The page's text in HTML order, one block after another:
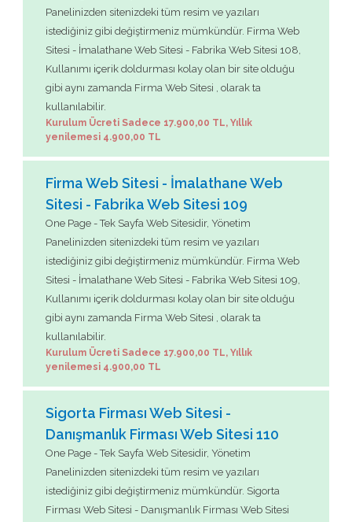
Panelinizden sitenizdeki tüm resim ve yazıları
istediğiniz gibi değiştirmeniz mümkündür. Firma Web
Sitesi - İmalathane Web Sitesi - Fabrika Web Sitesi 108,
Kullanımı içerik doldurması kolay olan bir site olduğu
gibi aynı zamanda Firma Web Sitesi , olarak ta
kullanılabilir.
Kurulum Ücreti Sadece 17.900,00 TL, Yıllık
yenilemesi 4.900,00 TL
Firma Web Sitesi - İmalathane Web
Sitesi - Fabrika Web Sitesi 109
One Page - Tek Sayfa Web Sitesidir, Yönetim
Panelinizden sitenizdeki tüm resim ve yazıları
istediğiniz gibi değiştirmeniz mümkündür. Firma Web
Sitesi - İmalathane Web Sitesi - Fabrika Web Sitesi 109,
Kullanımı içerik doldurması kolay olan bir site olduğu
gibi aynı zamanda Firma Web Sitesi , olarak ta
kullanılabilir.
Kurulum Ücreti Sadece 17.900,00 TL, Yıllık
yenilemesi 4.900,00 TL
Sigorta Firması Web Sitesi -
Danışmanlık Firması Web Sitesi 110
One Page - Tek Sayfa Web Sitesidir, Yönetim
Panelinizden sitenizdeki tüm resim ve yazıları
istediğiniz gibi değiştirmeniz mümkündür. Sigorta
Firması Web Sitesi - Danışmanlık Firması Web Sitesi